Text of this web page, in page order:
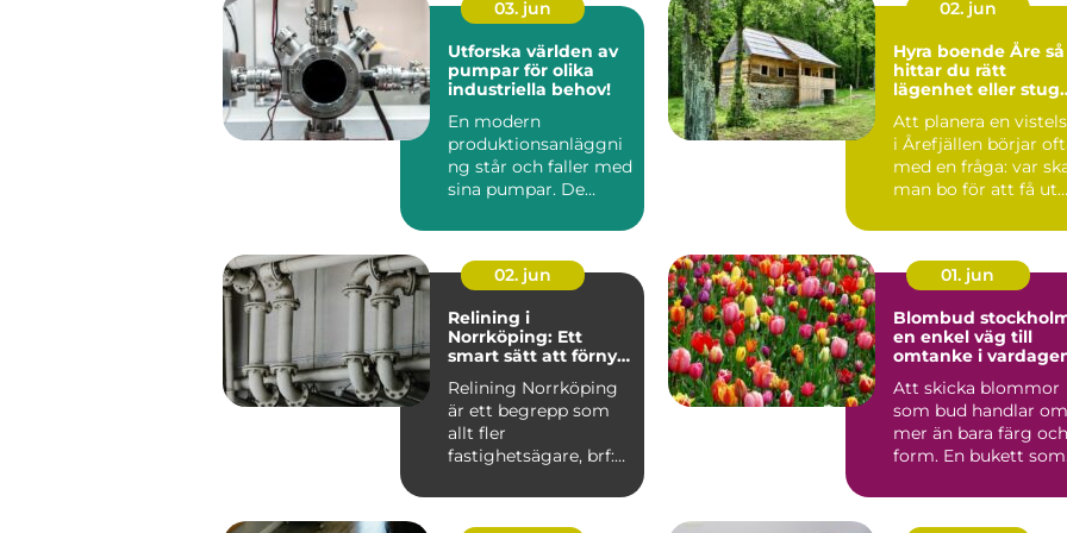
03. jun
Utforska världen av
pumpar för olika
industriella behov!
En modern
produktionsanläggni
ng står och faller med
sina pumpar. De
02. jun
Hyra boende Åre så
hittar du rätt
lägenhet eller
Att planera en
i Årefjällen börjar
med en fråga: var
man bo för att få ut
02. jun
Relining i
Norrköping: Ett
smart sätt att förnya
Relining Norrköping
är ett begrepp som
allt fler
fastighetsägare, brf:er
01. jun
Blombud
en enkel väg till
omtanke i
Att skicka blommor
som bud handlar om
mer än bara färg och
form. En bukett som
dör...